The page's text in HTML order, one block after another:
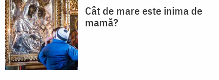
Cât de mare este inima de
mamă?